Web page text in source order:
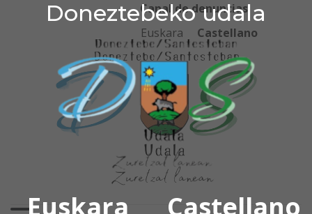
Doneztebeko udala
Euskara Castellano
Ir al contenido
Doneztebeko udala
Canal de denuncias
Euskara
Castellano